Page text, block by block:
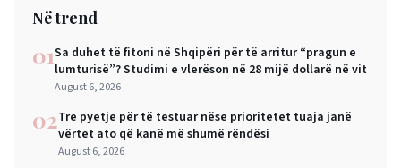
Në trend
01Sa duhet të fitoni në Shqipëri për të arritur “pragun e
lumturisë”? Studimi e vlerëson në 28 mijë dollarë në vit
August 6, 2026
02Tre pyetje për të testuar nëse prioritetet tuaja janë
vërtet ato që kanë më shumë rëndësi
August 6, 2026